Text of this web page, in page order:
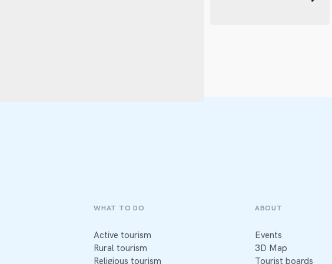
WHAT TO DO
Active tourism
Rural tourism
Religious tourism
ABOUT
Events
3D Map
Tourist boards